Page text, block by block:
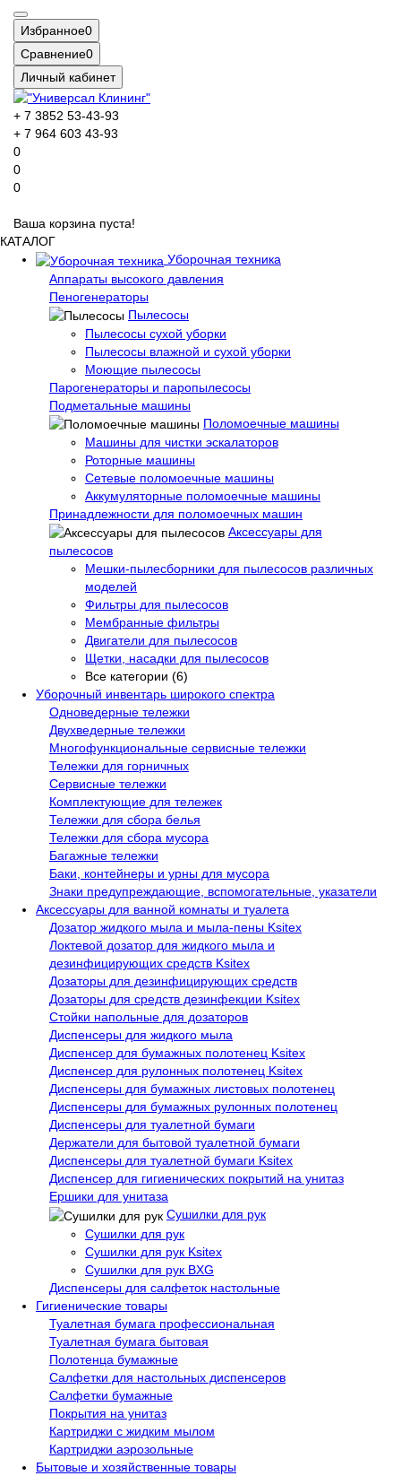
Избранное0
Сравнение0
Личный кабинет
+ 7 3852 53-43-93
+ 7 964 603 43-93
0
0
0
Ваша корзина пуста!
КАТАЛОГ
Уборочная техника
Аппараты высокого давления
Пеногенераторы
Пылесосы
Пылесосы сухой уборки
Пылесосы влажной и сухой уборки
Моющие пылесосы
Парогенераторы и паропылесосы
Подметальные машины
Поломоечные машины
Машины для чистки эскалаторов
Роторные машины
Сетевые поломоечные машины
Аккумуляторные поломоечные машины
Принадлежности для поломоечных машин
Аксессуары для
пылесосов
Мешки-пылесборники для пылесосов различных
моделей
Фильтры для пылесосов
Мембранные фильтры
Двигатели для пылесосов
Щетки, насадки для пылесосов
Все категории (6)
Уборочный инвентарь широкого спектра
Одноведерные тележки
Двухведерные тележки
Многофункциональные сервисные тележки
Тележки для горничных
Сервисные тележки
Комплектующие для тележек
Тележки для сбора белья
Тележки для сбора мусора
Багажные тележки
Баки, контейнеры и урны для мусора
Знаки предупреждающие, вспомогательные, указатели
Аксессуары для ванной комнаты и туалета
Дозатор жидкого мыла и мыла-пены Ksitex
Локтевой дозатор для жидкого мыла и
дезинфицирующих средств Ksitex
Дозаторы для дезинфицирующих средств
Дозаторы для средств дезинфекции Ksitex
Стойки напольные для дозаторов
Диспенсеры для жидкого мыла
Диспенсер для бумажных полотенец Ksitex
Диспенсер для рулонных полотенец Ksitex
Диспенсеры для бумажных листовых полотенец
Диспенсеры для бумажных рулонных полотенец
Диспенсеры для туалетной бумаги
Держатели для бытовой туалетной бумаги
Диспенсеры для туалетной бумаги Ksitex
Диспенсер для гигиенических покрытий на унитаз
Ершики для унитаза
Сушилки для рук
Сушилки для рук
Сушилки для рук Ksitex
Сушилки для рук BXG
Диспенсеры для салфеток настольные
Гигиенические товары
Туалетная бумага профессиональная
Туалетная бумага бытовая
Полотенца бумажные
Салфетки для настольных диспенсеров
Салфетки бумажные
Покрытия на унитаз
Картриджи с жидким мылом
Картриджи аэрозольные
Бытовые и хозяйственные товары